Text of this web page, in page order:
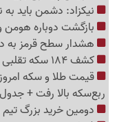
نیکزاد: دشمن باید
بازگشت دوباره
هشدار سطح قرمز به
کشف 184 سکه تقلبی در خراسان‌شمالی
ربع‌سکه بالا رفت + جدول
دومین خرید بزرگ تیم